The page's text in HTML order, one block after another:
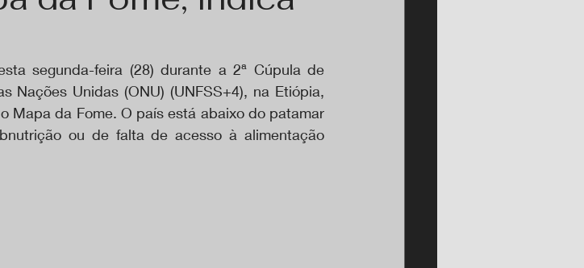
segunda-feira (28) durante a 2ª Cúpula de
Nações Unidas (ONU) (UNFSS+4), na Etiópia,
Mapa da Fome. O país está abaixo do patamar
ou de falta de acesso à alimentação